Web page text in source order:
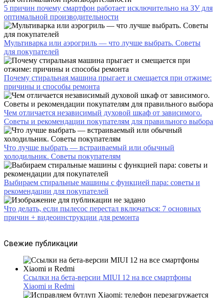
5 причин почему смартфон работает исключительно на ЗУ для
оптимальной производительности
Мультиварка или аэрогриль — что лучше выбрать. Советы
для покупателей
Почему стиральная машина прыгает и смещается при отжиме:
причины и способы ремонта
Чем отличается независимый духовой шкаф от зависимого.
Советы и рекомендации покупателям для правильного выбора
Что лучше выбрать — встраиваемый или обычный
холодильник. Советы покупателям
Выбираем стиральные машины с функцией пара: советы и
рекомендации для покупателей
Что делать, если пылесос перестал включаться: 7 основных
причин + видеоинструкции для ремонта
Свежие публикации
Ссылки на бета-версии MIUI 12 на все смартфоны
Xiaomi и Redmi